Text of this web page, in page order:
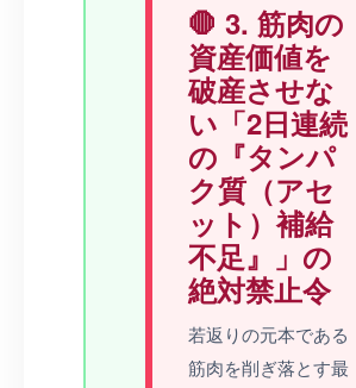
🛑 3. 筋肉の
資産価値を
破産させな
い「2日連続
の『タンパ
ク質（アセ
ット）補給
不足』」の
絶対禁止令
若返りの元本である
筋肉を削ぎ落とす最